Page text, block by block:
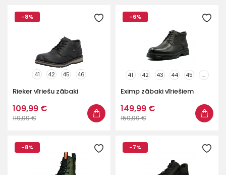
Sporta 25
Ražotājs
Krāsa
Apavu ārpuse
Noliktavas
-8%
41 42 45 46
Rieker vīriešu zābaki
109,99 €
119,99 €
-6%
41 42 43 44 45 ...
Eximp zābaki vīriešiem
149,99 €
159,99 €
-8% -7%